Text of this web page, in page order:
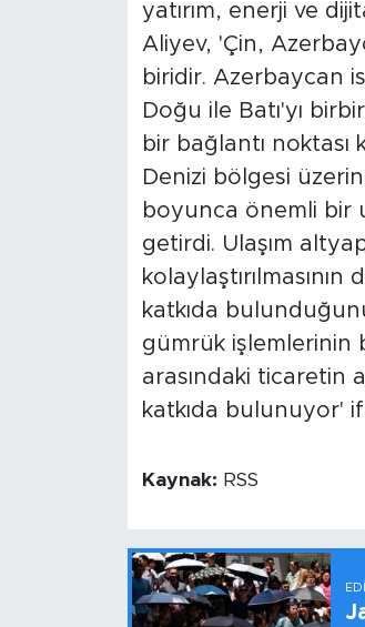
yatırım, enerji ve
Aliyev, 'Çin,
biridir. Azerbaycan
Doğu ile Batı'yı
bir bağlantı noktası
Denizi bölgesi
boyunca önemli bir
getirdi. Ulaşım
katkıda
gümrük işlemlerinin
arasındaki ticaretin
katkıda bulunuyor'
Kaynak: RSS